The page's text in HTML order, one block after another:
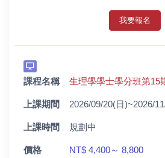
我要報名
課程名稱 生理學學士學分班第15
上課期間 2026/09/20(日)~2026/
上課時間 規劃中
價格 NT$ 4,400～ 8,800